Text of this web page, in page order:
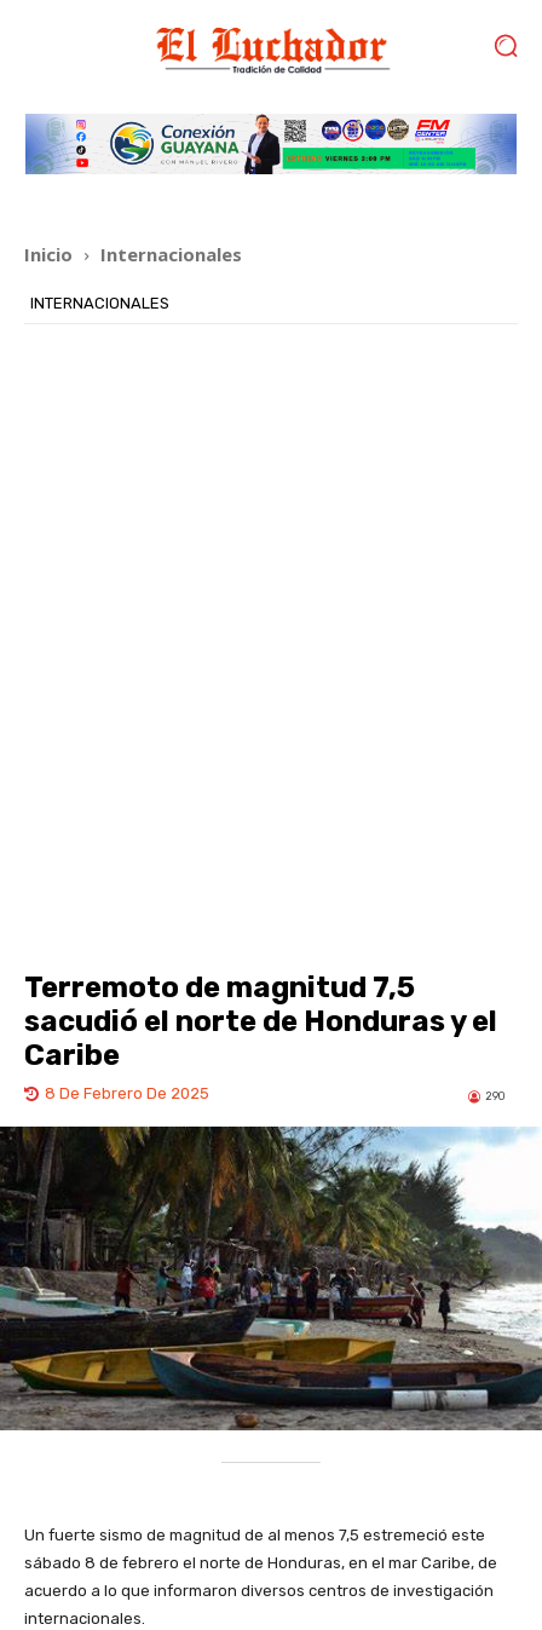
Inicio Internacionales
INTERNACIONALES
Terremoto de magnitud 7,5
sacudió el norte de Honduras y el
Caribe
8 De Febrero De 2025 290
Un fuerte sismo de magnitud de al menos 7,5 estremeció este
sábado 8 de febrero el norte de Honduras, en el mar Caribe, de
acuerdo a lo que informaron diversos centros de investigación
internacionales.